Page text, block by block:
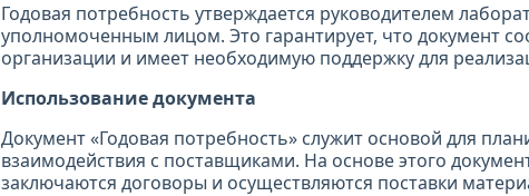
Годовая потребность утверждается руководителем
уполномоченным лицом. Это гарантирует, что документ
организации и имеет необходимую поддержку для
Использование документа
Документ «Годовая потребность» служит основой для
взаимодействия с поставщиками. На основе этого
заключаются договоры и осуществляются поставки